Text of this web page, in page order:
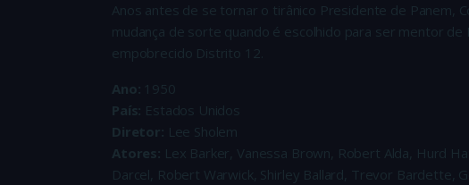
Anos antes de se tornar o tirânico Presidente de Panem,
mudança de sorte quando é escolhido para ser mentor
empobrecido Distrito 12.
Ano: 1950
País: Estados Unidos
Diretor: Lee Sholem
Atores: Lex Barker, Vanessa Brown, Robert Alda, Hurd
Darcel, Robert Warwick, Shirley Ballard, Trevor Bardette,